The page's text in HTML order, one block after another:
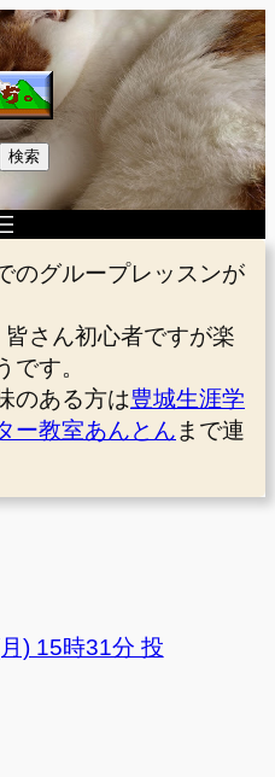
検索
のグループレッスンが
さん初心者ですが楽
です。
のある方は豊城生涯学
ー教室あんとん まで連
) 15時31分 投